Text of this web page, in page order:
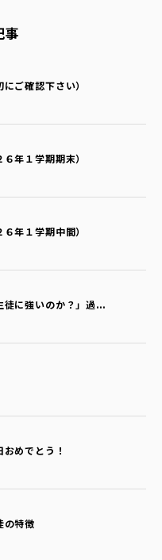
事
ご確認下さい）
年１学期期末）
年１学期中間）
徒に強いのか？」過...
めでとう！
の特徴